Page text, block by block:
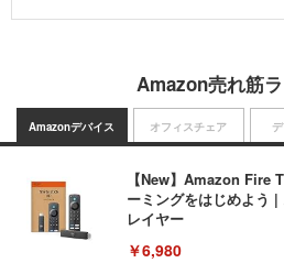
Amazon売れ筋
Amazonデバイス
【New】Amazon Fire
ーミングをはじめよう
レイヤー
￥6,980
オフィスチェア